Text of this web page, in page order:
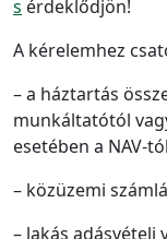
s érdeklődjön!
A kérelemhez
– a háztartás
munkáltatótól
esetében a NAV-tól
– közüzemi
– lakás adásvételi